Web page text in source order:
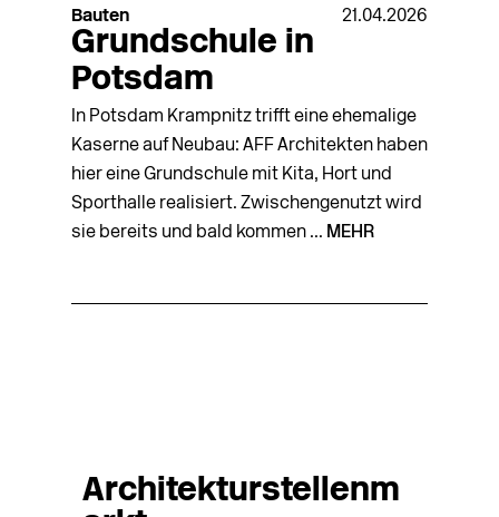
Bauten 21.04.2026
Grundschule in
Potsdam
In Potsdam Krampnitz trifft eine ehemalige
Kaserne auf Neubau: AFF Architekten haben
hier eine Grundschule mit Kita, Hort und
Sporthalle realisiert. Zwischengenutzt wird
sie bereits und bald kommen ... MEHR
Architekturstellenm